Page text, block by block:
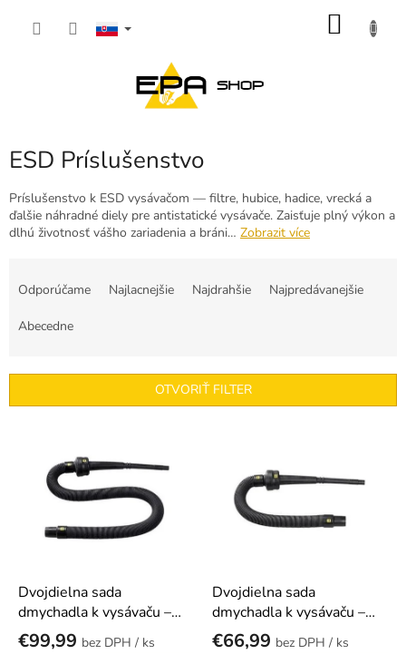
ESD Príslušenstvo
Príslušenstvo k ESD vysávačom — filtre, hubice, hadice, vrecká a
ďalšie náhradné diely pre antistatické vysávače. Zaisťuje plný výkon a
dlhú životnosť vášho zariadenia a bráni… Zobrazit více
p
Odporúčame Najlacnejšie Najdrahšie Najpredávanejšie
Abecedne
OTVORIŤ FILTER
Dvojdielna sada
dmychadla k vysávaču –
105-350 cm
€99,99
/ ks
Dvojdielna sada
dmychadla k vysávaču –
70-200 cm
€66,99
/ ks